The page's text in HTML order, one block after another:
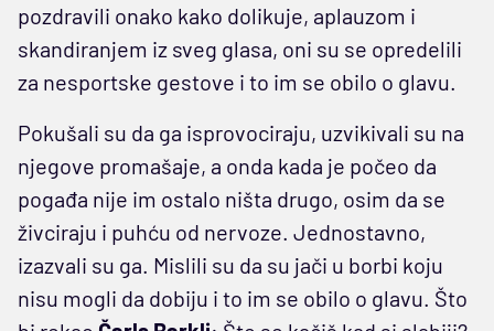
pozdravili onako kako dolikuje, aplauzom i
skandiranjem iz sveg glasa, oni su se opredelili
za nesportske gestove i to im se obilo o glavu.
Pokušali su da ga isprovociraju, uzvikivali su na
njegove promašaje, a onda kada je počeo da
pogađa nije im ostalo ništa drugo, osim da se
živciraju i puhću od nervoze. Jednostavno,
izazvali su ga. Mislili su da su jači u borbi koju
nisu mogli da dobiju i to im se obilo o glavu. Što